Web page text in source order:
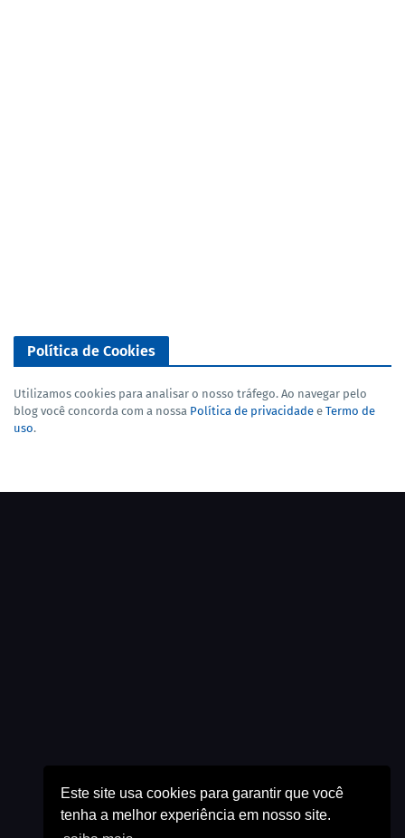
Este site usa cookies para garantir que você
tenha a melhor experiência em nosso site.
Política de Cookies
Utilizamos cookies para analisar o nosso tráfego. Ao navegar pelo
blog você concorda com a nossa Política de privacidade e Termo de
uso.